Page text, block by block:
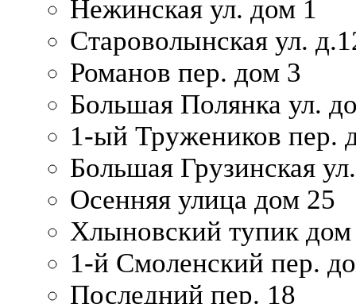
Нежинская ул. дом 1
Староволынская ул.
Романов пер. дом 3
Большая Полянка ул.
1-ый Тружеников пер.
Большая Грузинская
Осенняя улица дом 25
Хлыновский тупик
1-й Смоленский пер.
Последний пер. 18